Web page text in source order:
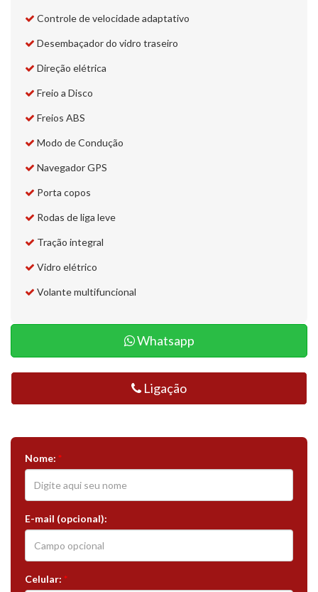
Controle de velocidade adaptativo
Desembaçador do vidro traseiro
Direção elétrica
Freio a Disco
Freios ABS
Modo de Condução
Navegador GPS
Porta copos
Rodas de liga leve
Tração integral
Vidro elétrico
Volante multifuncional
Whatsapp
Ligação
Nome: *
E-mail (opcional):
Celular: *